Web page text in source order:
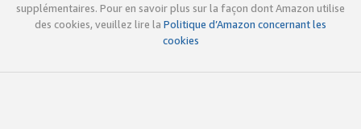
supplémentaires. Pour en savoir plus sur la façon dont Amazon utilise
des cookies, veuillez lire la Politique d’Amazon concernant les
cookies